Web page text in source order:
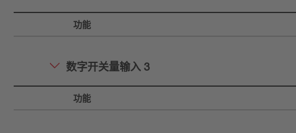
功能
数字开关量输入 3
功能